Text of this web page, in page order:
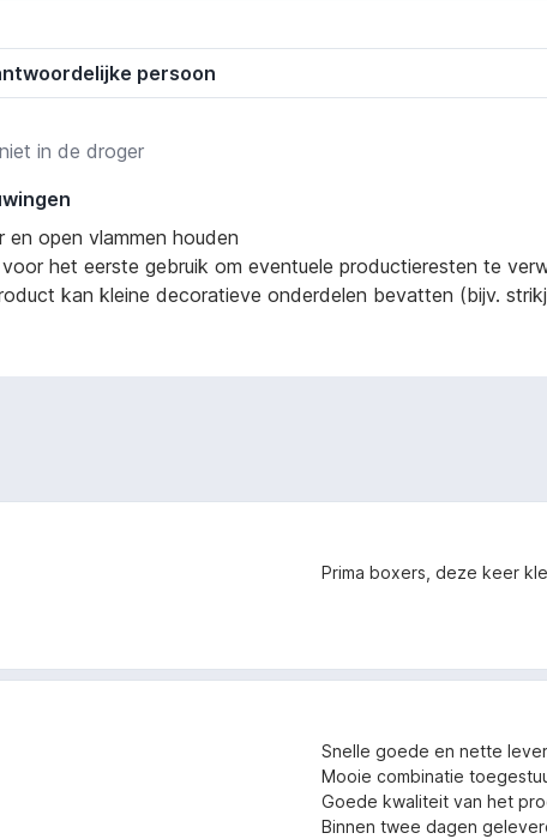
persoon
in de droger
open vlammen houden
het eerste gebruik om eventuele productieresten te
kan kleine decoratieve onderdelen bevatten (bijv.
Prima boxers, deze keer
Snelle goede en nette
Mooie combinatie
Goede kwaliteit van het
Binnen twee dagen